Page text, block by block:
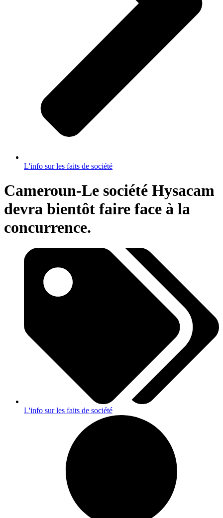
L'info sur les faits de société
Cameroun-Le société Hysacam
devra bientôt faire face à la
concurrence.
L'info sur les faits de société